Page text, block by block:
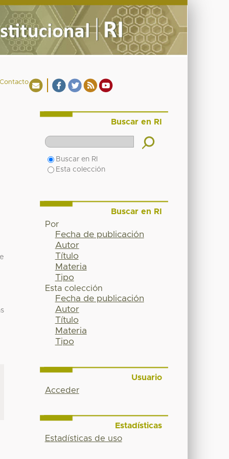
Contacto
Buscar en RI
Buscar en RI
Esta colección
Buscar en RI
Por
Fecha de publicación
Autor
Título
Materia
Tipo
Esta colección
Fecha de publicación
Autor
Título
Materia
Tipo
Usuario
Acceder
Estadísticas
Estadísticas de uso